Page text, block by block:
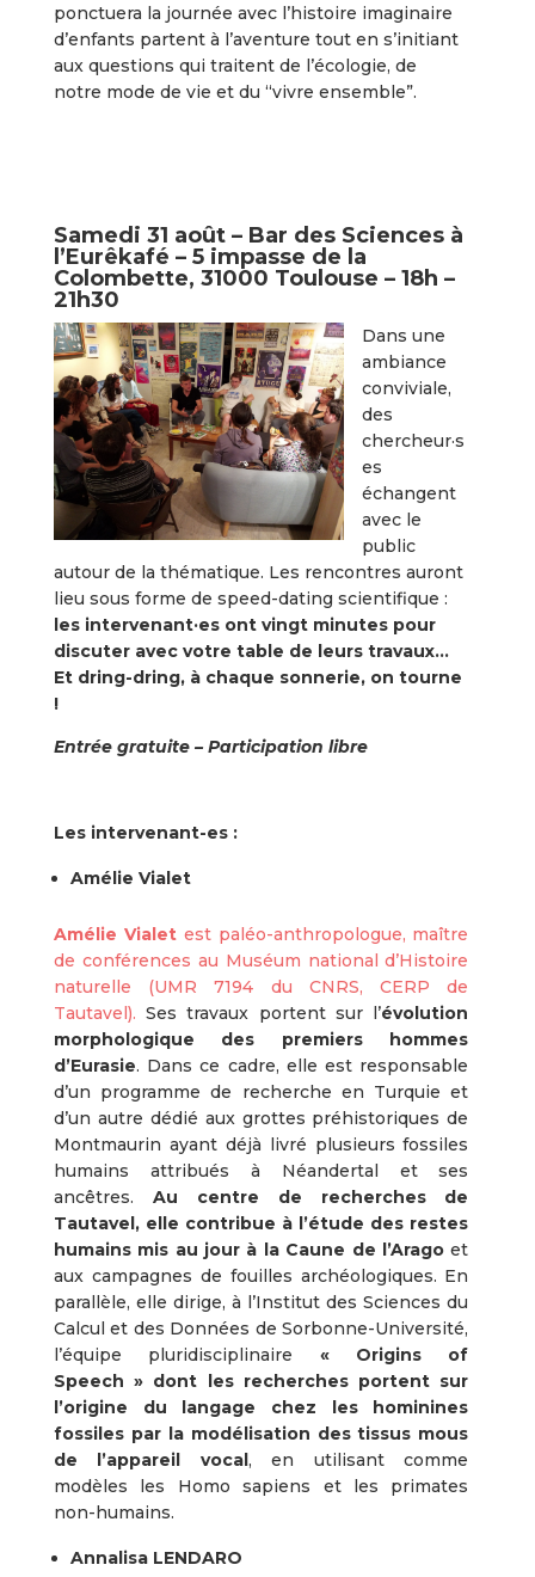
ponctuera la journée avec l’histoire imaginaire
d’enfants partent à l’aventure tout en s’initiant
aux questions qui traitent de l’écologie, de
notre mode de vie et du “vivre ensemble”.
Samedi 31 août – Bar des Sciences à
l’Eurêkafé – 5 impasse de la
Colombette, 31000 Toulouse – 18h –
21h30
Dans une
ambiance
conviviale,
des
chercheur·s
es
échangent
avec le
public
autour de la thématique. Les rencontres auront
lieu sous forme de speed-dating scientifique :
les intervenant·es ont vingt minutes pour
discuter avec votre table de leurs travaux…
Et dring-dring, à chaque sonnerie, on tourne
!
Entrée gratuite – Participation libre
Les intervenant-es :
Amélie Vialet
Amélie Vialetest paléo-anthropologue, maître
de conférences au Muséum national d’Histoire
naturelle (UMR 7194 du CNRS, CERP de
Tautavel). Ses travaux portent sur l’évolution
morphologique des premiers hommes
d’Eurasie. Dans ce cadre, elle est responsable
d’un programme de recherche en Turquie et
d’un autre dédié aux grottes préhistoriques de
Montmaurin ayant déjà livré plusieurs fossiles
humains attribués à Néandertal et ses
ancêtres. Au centre de recherches de
Tautavel, elle contribue à l’étude des restes
humains mis au jour à la Caune de l’Arago et
aux campagnes de fouilles archéologiques. En
parallèle, elle dirige, à l’Institut des Sciences du
Calcul et des Données de Sorbonne-Université,
l’équipe pluridisciplinaire « Origins of
Speech » dont les recherches portent sur
l’origine du langage chez les hominines
fossiles par la modélisation des tissus mous
de l’appareil vocal, en utilisant comme
modèles les Homo sapiens et les primates
non-humains.
Annalisa LENDARO